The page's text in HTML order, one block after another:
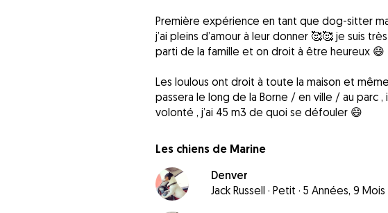
Première expérience en tant que dog-sitter
j’ai pleins d’amour à leur donner 🥰🥰 je suis
parti de la famille et on droit à être heureux 😄
Les loulous ont droit à toute la maison et
passera le long de la Borne / en ville / au parc
volonté , j’ai 45 m3 de quoi se défouler 😄
Les chiens de Marine
Denver
Jack Russell · Petit · 5 Années, 9 Mois